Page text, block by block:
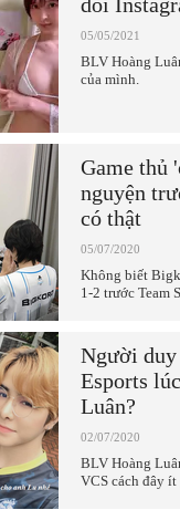
05/05/2021
BLV Hoàng
của mình.
Game thủ
nguyện
có thật
05/07/2020
Không biết
1-2 trước Team
Người duy
Esports
Luân?
02/07/2020
BLV Hoàng
VCS cách đây